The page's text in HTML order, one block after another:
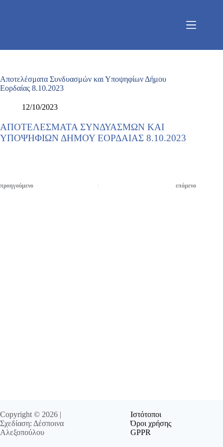
Αποτελέσματα Συνδυασμών και Υποψηφίων Δήμου
Εορδαίας 8.10.2023
12/10/2023
ΑΠΟΤΕΛΕΣΜΑΤΑ ΣΥΝΔΥΑΣΜΩΝ ΚΑΙ
ΥΠΟΨΗΦΙΩΝ ΔΗΜΟΥ ΕΟΡΔΑΙΑΣ 8.10.2023
προηγούμενο επόμενο
Copyright © 2026 |
Σχεδίαση: Δέσποινα
Αλεξοπούλου
Ιστότοποι
Όροι χρήσης
GPPR